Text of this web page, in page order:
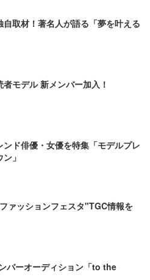
自取材！著名人が語る「夢を叶える
モデル 新メンバー加入！
ンド俳優・女優を特集「モデルプレ
」
ァッションフェスタ"TGC情報を
バーオーディション「to the